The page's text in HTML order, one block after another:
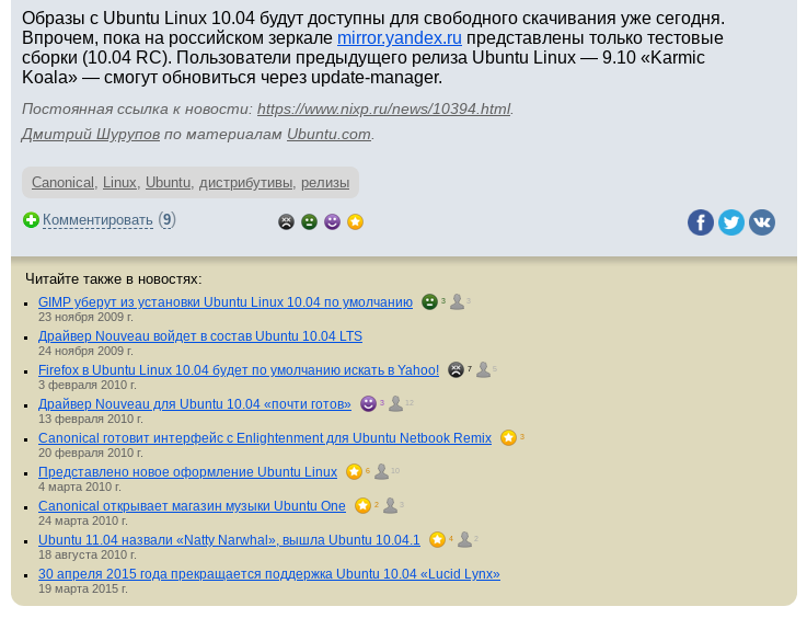
Образы с Ubuntu Linux 10.04 будут доступны для свободного скачивания уже сегодня.
Впрочем, пока на российском зеркале mirror.yandex.ru представлены только тестовые
сборки (10.04 RC). Пользователи предыдущего релиза Ubuntu Linux — 9.10 «Karmic
Koala» — смогут обновиться через update-manager.
Постоянная ссылка к новости: https://www.nixp.ru/news/10394.html.
Дмитрий Шурупов по материалам Ubuntu.com
Canonical , Linux, Ubuntu, дистрибутивы, релизы
Комментировать (9)
Читайте также в новостях:
GIMP уберут из установки Ubuntu Linux 10.04 по умолчанию 3 3
23 ноября 2009 г.
Драйвер Nouveau войдет в состав Ubuntu 10.04 LTS
24 ноября 2009 г.
Firefox в Ubuntu Linux 10.04 будет по умолчанию искать в Yahoo! 7 5
3 февраля 2010 г.
Драйвер Nouveau для Ubuntu 10.04 «почти готов» 3 12
13 февраля 2010 г.
Canonical готовит интерфейс с Enlightenment для Ubuntu Netbook Remix 3
20 февраля 2010 г.
Представлено новое оформление Ubuntu Linux 6 10
4 марта 2010 г.
Canonical открывает магазин музыки Ubuntu One 2 3
24 марта 2010 г.
Ubuntu 11.04 назвали «Natty Narwhal», вышла Ubuntu 10.04.1 4 2
18 августа 2010 г.
30 апреля 2015 года прекращается поддержка Ubuntu 10.04 «Lucid Lynx»
19 марта 2015 г.